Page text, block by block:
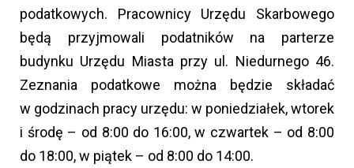
podatkowych. Pracownicy Urzędu Skarbowego
będą przyjmowali podatników na parterze
budynku Urzędu Miasta przy ul. Niedurnego 46.
Zeznania podatkowe można będzie składać
w godzinach pracy urzędu: w poniedziałek, wtorek
i środę – od 8:00 do 16:00, w czwartek – od 8:00
do 18:00, w piątek – od 8:00 do 14:00.